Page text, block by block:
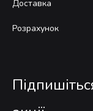
Доставка
Розрахунок